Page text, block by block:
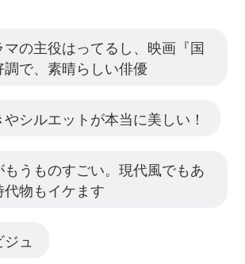
マの主役はってるし、映画『国
調で、素晴らしい俳優
シルエットが本当に美しい！
うものすごい。現代風でもあ
代物もイケます
ュ